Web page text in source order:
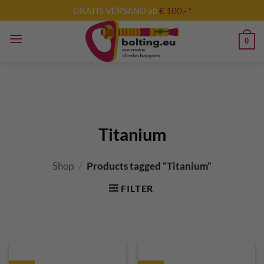
to
content
GRATIS VERSAND ab€ 100,- *
0
Titanium
Shop / Products tagged “Titanium”
FILTER